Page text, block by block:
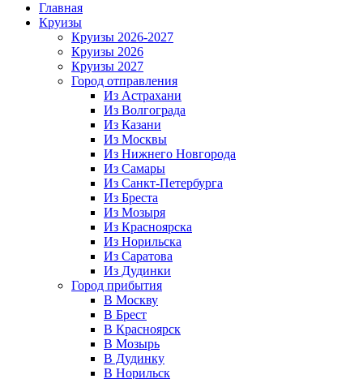
Главная
Круизы
Круизы 2026-2027
Круизы 2026
Круизы 2027
Город отправления
Из Астрахани
Из Волгограда
Из Казани
Из Москвы
Из Нижнего Новгорода
Из Самары
Из Санкт-Петербурга
Из Бреста
Из Мозыря
Из Красноярска
Из Норильска
Из Саратова
Из Дудинки
Город прибытия
В Москву
В Брест
В Красноярск
В Мозырь
В Дудинку
В Норильск